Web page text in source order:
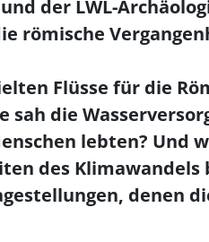
der LWL-
römische
Flüsse für die
sah die
lebten? Und
des
denen